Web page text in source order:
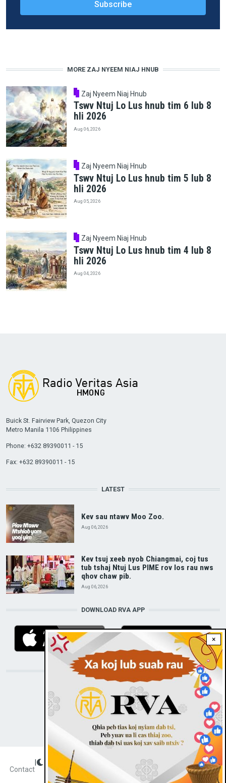
MORE ZAJ NYEEM NIAJ HNUB
Zaj Nyeem Niaj Hnub
Tswv Ntuj Lo Lus hnub tim 6 lub 8
hli 2026
Aug 06, 2026
Zaj Nyeem Niaj Hnub
Tswv Ntuj Lo Lus hnub tim 5 lub 8
hli 2026
Aug 05, 2026
Zaj Nyeem Niaj Hnub
Tswv Ntuj Lo Lus hnub tim 4 lub 8
hli 2026
Aug 04, 2026
×
Buick St. Fairview Park, Quezon City
Metro Manila 1106 Philippines
Phone: +632 89390011 - 15
Fax: +632 89390011 - 15
LATEST
Kev sau ntawv Moo Zoo.
Aug 06, 2026
Kev tsuj xeeb nyob Chiangmai, coj tus
tub tshaj Ntuj Lus PIME rov los rau nws
qhov chaw pib.
Aug 06, 2026
DOWNLOAD RVA APP
STAY CONNECTED WITH US!
Contact
Dark theme